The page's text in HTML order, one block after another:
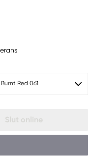
Red 061
Slut online